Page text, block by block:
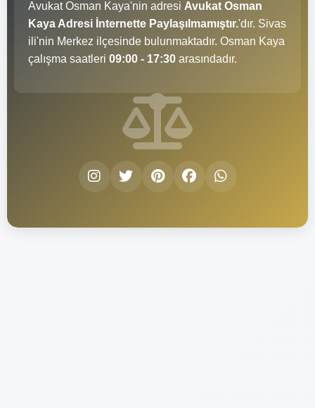
Avukat Osman Kaya'nin adresi Avukat Osman
Kaya Adresi İnternette Paylaşılmamıştır.'dır. Sivas
ili'nin Merkez ilçesinde bulunmaktadır. Osman Kaya
çalışma saatleri 09:00 - 17:30 arasındadır.